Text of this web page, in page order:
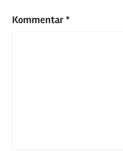
Kommentar *